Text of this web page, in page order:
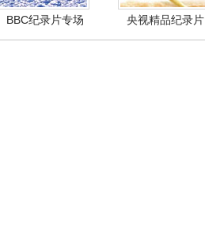
BBC纪录片专场 央视精品纪录片